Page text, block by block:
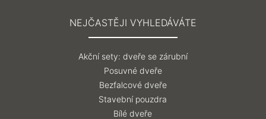
NEJČASTĚJI VYHLEDÁVÁTE
Akční sety: dveře se zárubní
Posuvné dveře
Bezfalcové dveře
Stavební pouzdra
Bílé dveře